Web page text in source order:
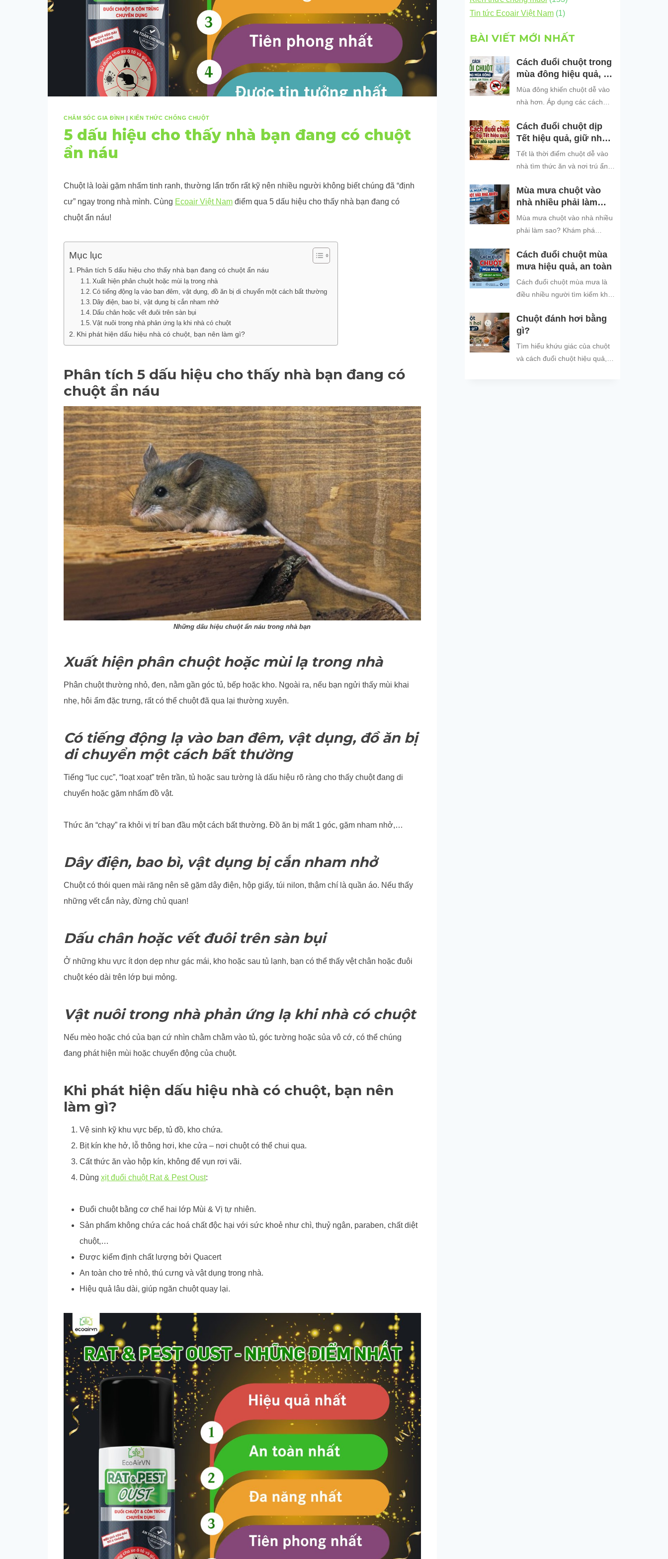
CHĂM SÓC GIA ĐÌNH KIẾN THỨC CHỐNG CHUỘT
5 dấu hiệu cho thấy nhà bạn đang có chuột
ẩn náu
Chuột là loài gặm nhấm tinh ranh, thường lẩn trốn rất kỹ nên nhiều người không biết chúng đã “định
cư” ngay trong nhà mình. Cùng Ecoair Việt Nam điểm qua 5 dấu hiệu cho thấy nhà bạn đang có
chuột ẩn náu!
Mục lục
Phân tích 5 dấu hiệu cho thấy nhà bạn đang có chuột ẩn náu
Xuất hiện phân chuột hoặc mùi lạ trong nhà
Có tiếng động lạ vào ban đêm, vật dụng, đồ ăn bị di chuyển một cách bất thường
Dây điện, bao bì, vật dụng bị cắn nham nhở
Dấu chân hoặc vết đuôi trên sàn bụi
Vật nuôi trong nhà phản ứng lạ khi nhà có chuột
Khi phát hiện dấu hiệu nhà có chuột, bạn nên làm gì?
Phân tích 5 dấu hiệu cho thấy nhà bạn đang có
chuột ẩn náu
Những dấu hiệu chuột ẩn náu trong nhà bạn
Xuất hiện phân chuột hoặc mùi lạ trong nhà
Phân chuột thường nhỏ, đen, nằm gần góc tủ, bếp hoặc kho. Ngoài ra, nếu bạn ngửi thấy mùi khai
nhẹ, hôi ẩm đặc trưng, rất có thể chuột đã qua lại thường xuyên.
Có tiếng động lạ vào ban đêm, vật dụng, đồ ăn bị
di chuyển một cách bất thường
Tiếng “lục cục”, “loạt xoạt” trên trần, tủ hoặc sau tường là dấu hiệu rõ ràng cho thấy chuột đang di
chuyển hoặc gặm nhấm đồ vật.
Thức ăn “chạy” ra khỏi vị trí ban đầu một cách bất thường. Đồ ăn bị mất 1 góc, gặm nham nhở,…
Dây điện, bao bì, vật dụng bị cắn nham nhở
Chuột có thói quen mài răng nên sẽ gặm dây điện, hộp giấy, túi nilon, thậm chí là quần áo. Nếu thấy
những vết cắn này, đừng chủ quan!
Dấu chân hoặc vết đuôi trên sàn bụi
Ở những khu vực ít dọn dẹp như gác mái, kho hoặc sau tủ lạnh, bạn có thể thấy vệt chân hoặc đuôi
chuột kéo dài trên lớp bụi mỏng.
Vật nuôi trong nhà phản ứng lạ khi nhà có chuột
Nếu mèo hoặc chó của bạn cứ nhìn chằm chằm vào tủ, góc tường hoặc sủa vô cớ, có thể chúng
đang phát hiện mùi hoặc chuyển động của chuột.
Khi phát hiện dấu hiệu nhà có chuột, bạn nên
làm gì?
Vệ sinh kỹ khu vực bếp, tủ đồ, kho chứa.
Bịt kín khe hở, lỗ thông hơi, khe cửa – nơi chuột có thể chui qua.
Cất thức ăn vào hộp kín, không để vụn rơi vãi.
Dùng xịt đuổi chuột Rat & Pest Oust:
Đuổi chuột bằng cơ chế hai lớp Mùi & Vị tự nhiên.
Sản phẩm không chứa các hoá chất độc hại với sức khoẻ như chì, thuỷ ngân, paraben, chất diệt
chuột,…
Được kiểm định chất lượng bởi Quacert
An toàn cho trẻ nhỏ, thú cưng và vật dụng trong nhà.
Hiệu quả lâu dài, giúp ngăn chuột quay lại.
Tin tức Ecoair Việt Nam(1)
BÀI VIẾT MỚI NHẤT
Cách đuổi chuột trong
mùa đông hiệu quả, an
toàn
Mùa đông khiến chuột dễ vào
nhà hơn. Áp dụng các cách
để bảo vệ không gian sống
sạch sẽ.
Cách đuổi chuột dịp
Tết hiệu quả, giữ nhà
sạch an toàn
Tết là thời điểm chuột dễ vào
nhà tìm thức ăn và nơi trú ẩn.
chuột dịp Tết hiệu quả, an toàn
và dễ áp dụng để giữ không
gian sống sạch sẽ, bảo vệ gia
đình và đón năm mới an tâm.
Mùa mưa chuột vào
nhà nhiều phải làm
sao?
Mùa mưa chuột vào nhà nhiều
phải làm sao? Khám phá
ẩn khi trời mưa và các cách
đuổi chuột, ngăn chuột xâm
nhập hiệu quả, an toàn, giúp
bảo vệ không gian sống sạch
Cách đuổi chuột mùa
mưa hiệu quả, an toàn
Cách đuổi chuột mùa mưa là
điều nhiều người tìm kiếm khi
khiến tình trạng chuột vào nhà
trú...
Chuột đánh hơi bằng
gì?
Tìm hiểu khứu giác của chuột
và cách đuổi chuột hiệu quả,